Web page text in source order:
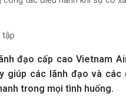
tập
đạo cấp cao Vietnam
giúp các lãnh đạo và
trong mọi tình huống.